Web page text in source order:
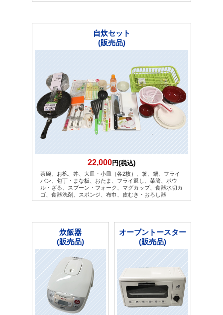
自炊セット
(販売品)
22,000円(税込)
茶碗、お椀、丼、大皿・小皿（各2枚）、箸、鍋、フライ
パン、包丁・まな板、おたま、フライ返し、菜箸、ボウ
ル・ざる、スプーン・フォーク、マグカップ、食器水切カ
ゴ、食器洗剤、スポンジ、布巾、皮むき・おろし器
炊飯器
(販売品)
オーブントースター
(販売品)